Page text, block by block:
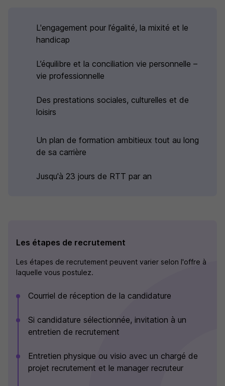
L'engagement pour l’égalité, la mixité et le
handicap
L’équilibre et la conciliation vie personnelle –
vie professionnelle
Des prestations sociales, culturelles et de
loisirs
Un plan de formation ambitieux tout au long
de sa carrière
Jusqu'à 23 jours de RTT par an
Les étapes de recrutement
Les étapes de recrutement peuvent varier selon l'offre à
laquelle vous postulez.
Courriel de réception de la candidature
Si candidature sélectionnée, invitation à un
entretien de recrutement
Entretien physique ou visio avec un chargé de
projet recrutement et le manager recruteur